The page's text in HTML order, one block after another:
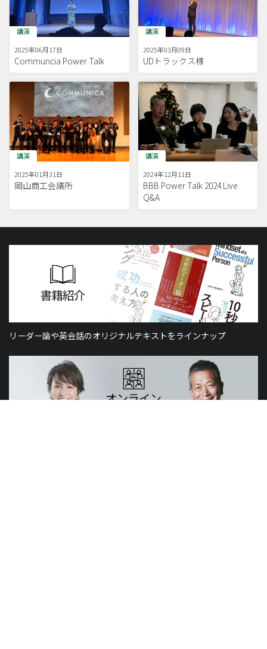
講演
2025年06月17日
Communcia Power Talk
講演
2025年03月09日
UDトラックス様
講演
2025年01月31日
岡山商工会議所
講演
2024年12月11日
BBB Power Talk 2024 Live
Q&A
リーダー論や英会話のオリジナルテキストをラインナップ